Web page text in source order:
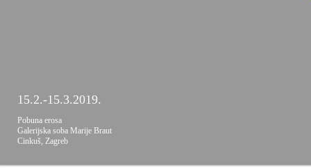
15.2.-15.3.2019.
Pobuna erosa
Galerijska soba Marije Braut
Cinkuš, Zagreb